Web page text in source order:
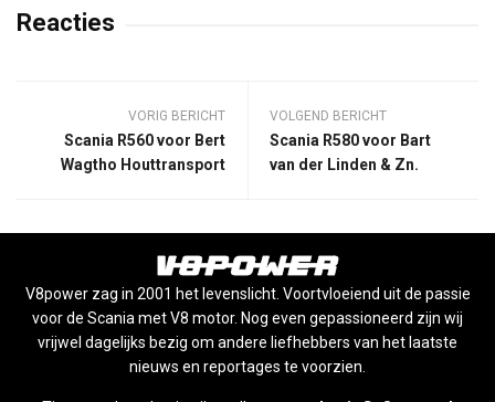
Reacties
VORIG BERICHT
Scania R560 voor Bert
Wagtho Houttransport
VOLGEND BERICHT
Scania R580 voor Bart
van der Linden & Zn.
V8power zag in 2001 het levenslicht. Voortvloeiend uit de passie
voor de Scania met V8 motor. Nog even gepassioneerd zijn wij
vrijwel dagelijks bezig om andere liefhebbers van het laatste
nieuws en reportages te voorzien.